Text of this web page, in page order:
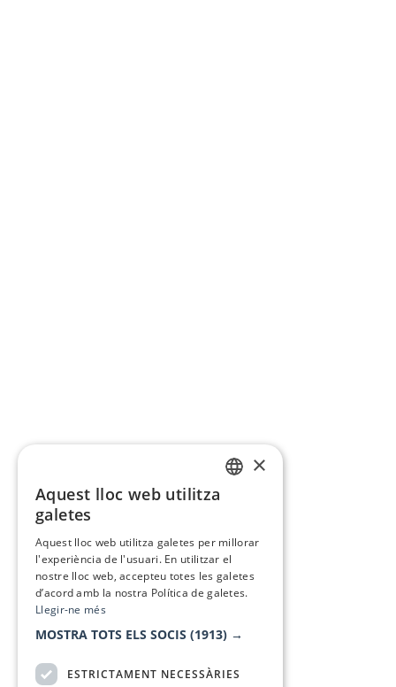
×
Aquest lloc web utilitza
galetes
Aquest lloc web utilitza galetes per millorar
l'experiència de l'usuari. En utilitzar el
nostre lloc web, accepteu totes les galetes
d’acord amb la nostra Política de galetes.
Llegir-ne més
MOSTRA TOTS ELS SOCIS (1913) →
ESTRICTAMENT NECESSÀRIES